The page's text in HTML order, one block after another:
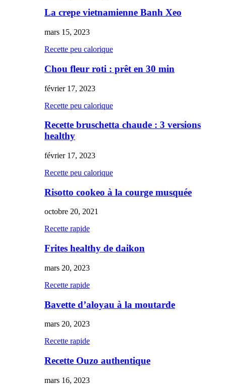
La crepe vietnamienne Banh Xeo
mars 15, 2023
Recette peu calorique
Chou fleur roti : prêt en 30 min
février 17, 2023
Recette peu calorique
Recette bruschetta chaude : 3 versions
healthy
février 17, 2023
Recette peu calorique
Risotto cookeo à la courge musquée
octobre 20, 2021
Recette rapide
Frites healthy de daikon
mars 20, 2023
Recette rapide
Bavette d’aloyau à la moutarde
mars 20, 2023
Recette rapide
Recette Ouzo authentique
mars 16, 2023